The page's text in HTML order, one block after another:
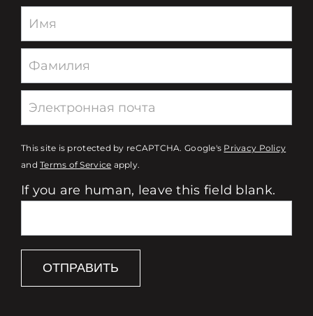
Newsletter
This site is protected by reCAPTCHA. Google's Privacy Policy
andTerms of Service apply.
If you are human, leave this field blank.
ОТПРАВИТЬ